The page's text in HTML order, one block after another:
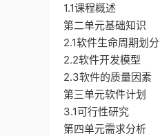
1.1课程概述
第二单元基础知识
2.1软件生命周期划分
2.2软件开发模型
2.3软件的质量因素
第三单元软件计划
3.1可行性研究
第四单元需求分析